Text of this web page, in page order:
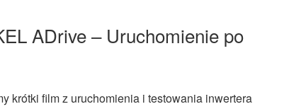
ADrive – Uruchomienie po
krótki film z uruchomienia i testowania inwertera